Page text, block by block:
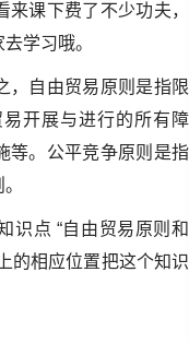
课下费了不少功夫，
学习哦。
，自由贸易原则是指限
开展与进行的所有障
等。公平竞争原则是指
识点 “自由贸易原则和
的相应位置把这个知识